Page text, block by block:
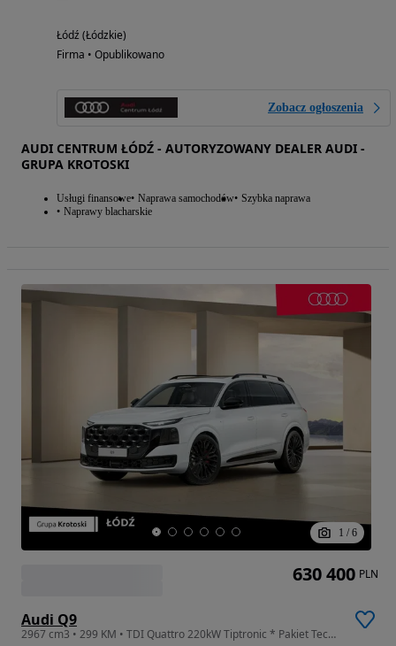
Łódź (Łódzkie)
Firma • Opublikowano
Zobacz ogłoszenia
AUDI CENTRUM ŁÓDŹ - AUTORYZOWANY DEALER AUDI -
GRUPA KROTOSKI
Usługi finansowe Naprawa samochodów Szybka naprawa
Naprawy blacharskie
1 / 6
Audi Q9
2967 cm3 • 299 KM • TDI Quattro 220kW Tiptronic * Pakiet Technology *
630 400 PLN